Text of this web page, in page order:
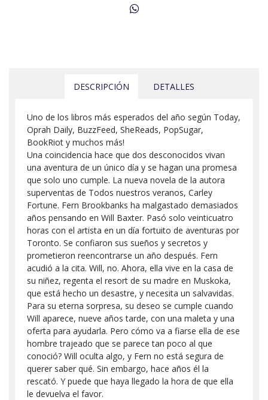
DESCRIPCIÓN DETALLES
Uno de los libros más esperados del año según Today,
Oprah Daily, BuzzFeed, SheReads, PopSugar,
BookRiot y muchos más!
Una coincidencia hace que dos desconocidos vivan
una aventura de un único día y se hagan una promesa
que solo uno cumple. La nueva novela de la autora
superventas de Todos nuestros veranos, Carley
Fortune. Fern Brookbanks ha malgastado demasiados
años pensando en Will Baxter. Pasó solo veinticuatro
horas con el artista en un día fortuito de aventuras por
Toronto. Se confiaron sus sueños y secretos y
prometieron reencontrarse un año después. Fern
acudió a la cita. Will, no. Ahora, ella vive en la casa de
su niñez, regenta el resort de su madre en Muskoka,
que está hecho un desastre, y necesita un salvavidas.
Para su eterna sorpresa, su deseo se cumple cuando
Will aparece, nueve años tarde, con una maleta y una
oferta para ayudarla. Pero cómo va a fiarse ella de ese
hombre trajeado que se parece tan poco al que
conoció? Will oculta algo, y Fern no está segura de
querer saber qué. Sin embargo, hace años él la
rescató. Y puede que haya llegado la hora de que ella
le devuelva el favor.